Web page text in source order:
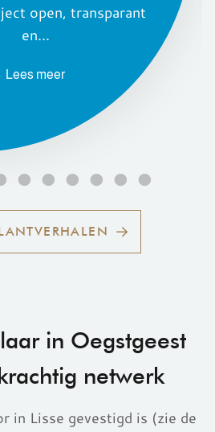
open, transparant
en...
Lees meer
in Oegstgeest
netwerk
in Lisse gevestigd is (zie de